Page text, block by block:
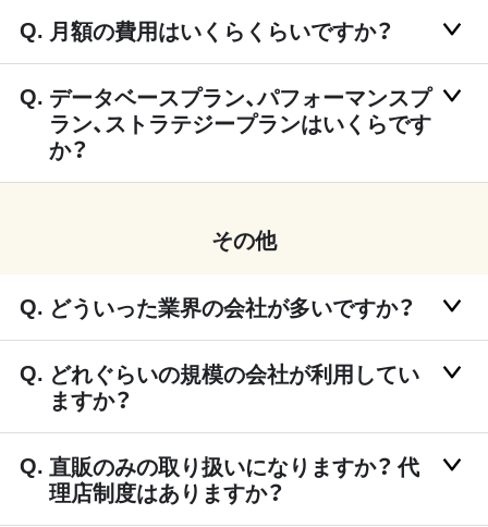
月額の費用はいくらくらいですか？
データベースプラン、パフォーマンスプ
ラン、ストラテジープランはいくらです
か？
その他
どういった業界の会社が多いですか？
どれぐらいの規模の会社が利用してい
ますか？
直販のみの取り扱いになりますか？ 代
理店制度はありますか？